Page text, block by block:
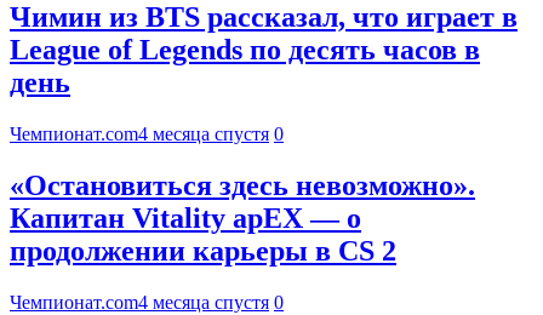
Чимин из BTS рассказал, что играет в
League of Legends по десять часов в
день
Чемпионат.com4 месяца спустя 0
«Остановиться здесь невозможно».
Капитан Vitality apEX — о
продолжении карьеры в CS 2
Чемпионат.com4 месяца спустя 0